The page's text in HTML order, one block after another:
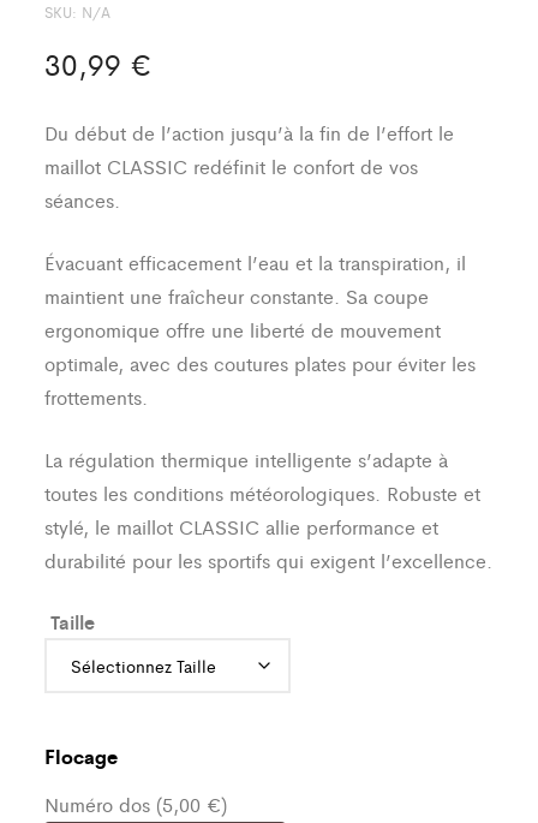
SKU: N/A
30,99 €
Du début de l’action jusqu’à la fin de l’effort le
maillot CLASSIC redéfinit le confort de vos
séances.
Évacuant efficacement l’eau et la transpiration, il
maintient une fraîcheur constante. Sa coupe
ergonomique offre une liberté de mouvement
optimale, avec des coutures plates pour éviter les
frottements.
La régulation thermique intelligente s’adapte à
toutes les conditions météorologiques. Robuste et
stylé, le maillot CLASSIC allie performance et
durabilité pour les sportifs qui exigent l’excellence.
Taille
Flocage
Numéro dos (5,00 €)